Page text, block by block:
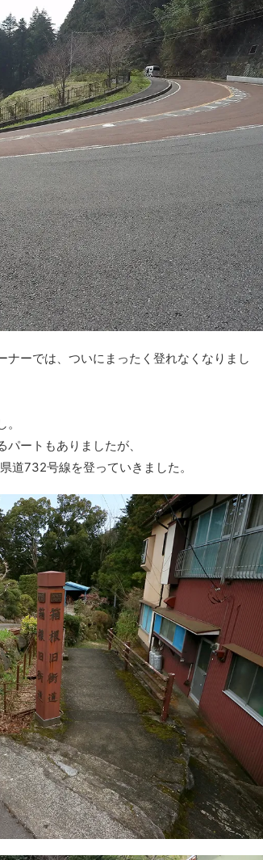
ーでは、ついにまったく登れなくなりまし
ートもありましたが、
道732号線を登っていきました。